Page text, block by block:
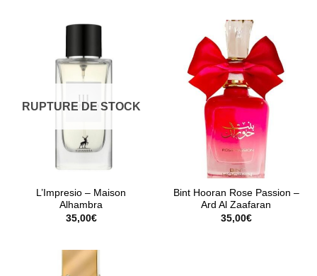
RUPTURE DE STOCK
L’Impresio – Maison
Alhambra
35,00€
Bint Hooran Rose Passion –
Ard Al Zaafaran
35,00€